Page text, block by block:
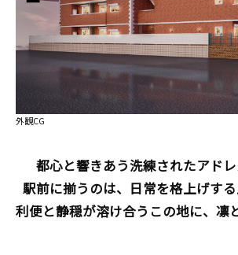
外観CG
都心と響きあう洗練されたアドレ
駅前に揃うのは、日常を格上げする
利便と静穏が溶け合うこの地に、凛